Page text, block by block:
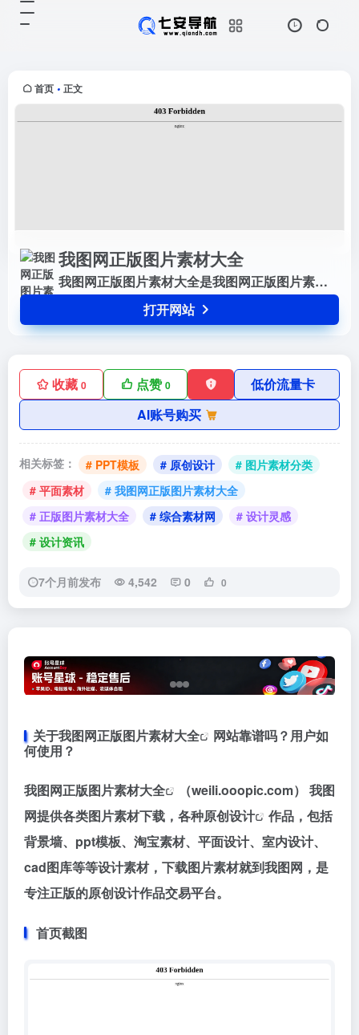
首页 • 正文
我图网正版图片素材大全
我图网正版图片素材大全是我图网正版图片素材大全,图片素材分类,正版图片素材大全,
打开网站
收藏 0 点赞0
低价流量卡
AI账号购买
相关标签： # PPT模板 # 原创设计
# 图片素材分类
# 平面素材
# 我图网正版图片素材大全
# 正版图片素材大全
# 综合素材网
# 设计灵感
# 设计资讯
7个月前发布 4,542 0 0
图片素材大全,
关于我图网正版图片素材大全
网站靠谱吗？用户如
何使用？
我图网正版图片素材大全
（weili.ooopic.com） 我图
网提供各类图片素材下载，各种原创设计
作品，包括
背景墙、ppt模板、淘宝素材、平面设计、室内设计、
cad图库等等设计素材，下载图片素材就到我图网，是
专注正版的原创设计作品交易平台。
首页截图